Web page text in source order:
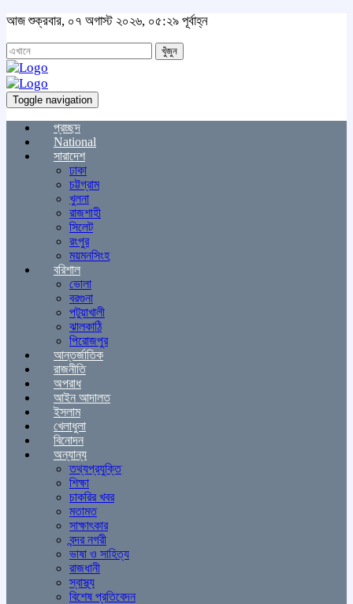
আজ শুক্রবার, ০৭ অগাস্ট ২০২৬, ০৫:২৯ পূর্বাহ্ন
খুঁজুন
Toggle navigation
প্রচ্ছদ
National
সারাদেশ
ঢাকা
চট্টগ্রাম
খুলনা
রাজশাহী
সিলেট
রংপুর
ময়মনসিংহ
বরিশাল
ভোলা
বরগুনা
পটুয়াখালী
ঝালকাঠি
পিরোজপুর
আন্তর্জাতিক
রাজনীতি
অপরাধ
আইন আদালত
ইসলাম
খেলাধুলা
বিনোদন
অন্যান্য
তথ্যপ্রযুক্তি
শিক্ষা
চাকরির খবর
মতামত
সাক্ষাৎকার
বন্দর নগরী
ভাষা ও সাহিত্য
রাজধানী
স্বাস্থ্য
বিশেষ প্রতিবেদন